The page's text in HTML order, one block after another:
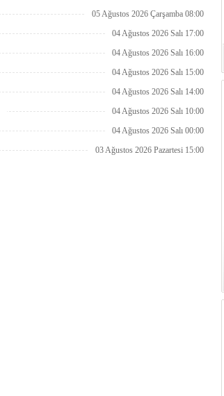
05 Ağustos 2026 Çarşamba 08:00
04 Ağustos 2026 Salı 17:00
04 Ağustos 2026 Salı 16:00
04 Ağustos 2026 Salı 15:00
04 Ağustos 2026 Salı 14:00
04 Ağustos 2026 Salı 10:00
04 Ağustos 2026 Salı 00:00
03 Ağustos 2026 Pazartesi 15:00